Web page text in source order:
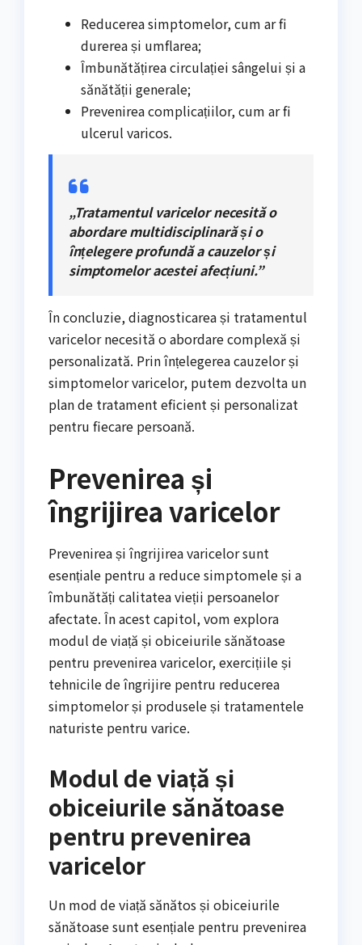
Reducerea simptomelor, cum ar fi
durerea și umflarea;
Îmbunătățirea circulației sângelui și a
sănătății generale;
Prevenirea complicațiilor, cum ar fi
ulcerul varicos.
„Tratamentul varicelor necesită o
abordare multidisciplinară și o
înțelegere profundă a cauzelor și
simptomelor acestei afecțiuni.”
În concluzie, diagnosticarea și tratamentul
varicelor necesită o abordare complexă și
personalizată. Prin înțelegerea cauzelor și
simptomelor varicelor, putem dezvolta un
plan de tratament eficient și personalizat
pentru fiecare persoană.
Prevenirea și
îngrijirea varicelor
Prevenirea și îngrijirea varicelor sunt
esențiale pentru a reduce simptomele și a
îmbunătăți calitatea vieții persoanelor
afectate. În acest capitol, vom explora
modul de viață și obiceiurile sănătoase
pentru prevenirea varicelor, exercițiile și
tehnicile de îngrijire pentru reducerea
simptomelor și produsele și tratamentele
naturiste pentru varice.
Modul de viață și
obiceiurile sănătoase
pentru prevenirea
varicelor
Un mod de viață sănătos și obiceiurile
sănătoase sunt esențiale pentru prevenirea